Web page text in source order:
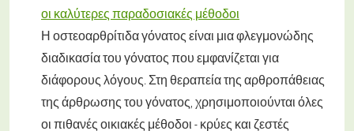
οι καλύτερες παραδοσιακές μέθοδοι
Η οστεοαρθρίτιδα γόνατος είναι μια φλεγμονώδης
διαδικασία του γόνατος που εμφανίζεται για
διάφορους λόγους. Στη θεραπεία της αρθροπάθειας
της άρθρωσης του γόνατος, χρησιμοποιούνται όλες
οι πιθανές οικιακές μέθοδοι - κρύες και ζεστές